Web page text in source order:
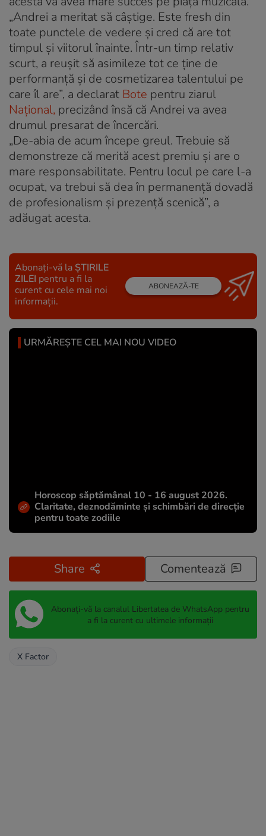
„Andrei a meritat să câștige. Este fresh din
toate punctele de vedere și cred că are tot
timpul și viitorul înainte. Într-un timp relativ
scurt, a reușit să asimileze tot ce ține de
performanță și de cosmetizarea talentului pe
care îl are”, a declarat Bote pentru ziarul
Național, precizând însă că Andrei va avea
drumul presarat de încercări.
„De-abia de acum începe greul. Trebuie să
demonstreze că merită acest premiu și are o
mare responsabilitate. Pentru locul pe care l-a
ocupat, va trebui să dea în permanență dovadă
de profesionalism și prezență scenică”, a
adăugat acesta.
Abonați-vă la ȘTIRILE
ZILEI pentru a fi la
curent cu cele mai noi
informații.
ABONEAZĂ-TE
URMĂREȘTE CEL MAI NOU VIDEO
Horoscop săptămânal 10 - 16 august 2026.
Claritate, deznodăminte și schimbări de direcție
pentru toate zodiile
Share Comentează
Abonați-vă la canalul Libertatea de WhatsApp pentru
a fi la curent cu ultimele informații
X Factor